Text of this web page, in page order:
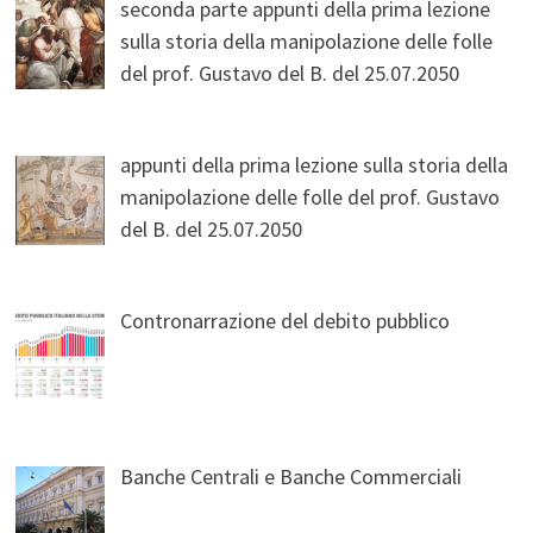
seconda parte appunti della prima lezione
sulla storia della manipolazione delle folle
del prof. Gustavo del B. del 25.07.2050
appunti della prima lezione sulla storia della
manipolazione delle folle del prof. Gustavo
del B. del 25.07.2050
Contronarrazione del debito pubblico
Banche Centrali e Banche Commerciali